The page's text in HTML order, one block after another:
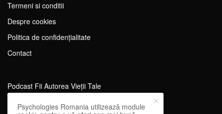
Termeni si conditii
Despre cookies
Politica de confidențialitate
Contact
Podcast Fii Autorea Vieții Tale
Evenimente Fii Autoarea Vieții Tale!
Psychologies Romania utilizează module